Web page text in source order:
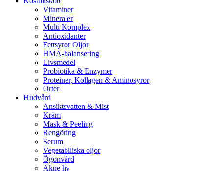
Vitaminer
Mineraler
Multi Komplex
Antioxidanter
Fettsyror Oljor
HMA-balansering
Livsmedel
Probiotika & Enzymer
Proteiner, Kollagen & Aminosyror
Örter
Hudvård
Ansiktsvatten & Mist
Kräm
Mask & Peeling
Rengöring
Serum
Vegetabiliska oljor
Ögonvård
Akne hy